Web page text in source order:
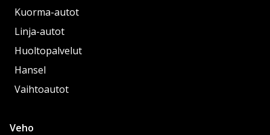
Kuorma-autot
Linja-autot
Huoltopalvelut
Hansel
Vaihtoautot
Veho